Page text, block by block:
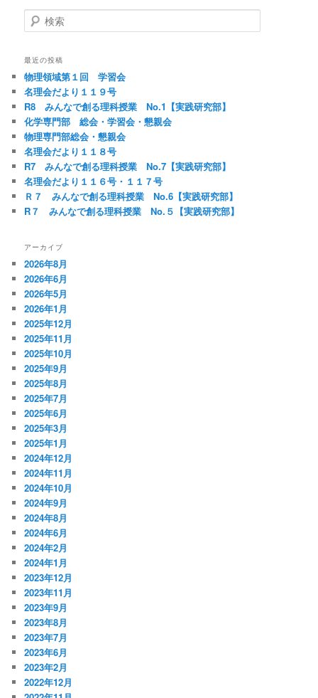
検
索
最近の投稿
物理領域第１回 学習会
名理会だより１１９号
R8 みんなで創る理科授業 No.1【実践研究部】
化学専門部 総会・学習会・懇親会
物理専門部総会・懇親会
名理会だより１１８号
R7 みんなで創る理科授業 No.7【実践研究部】
名理会だより１１６号・１１７号
Ｒ７ みんなで創る理科授業 No.6【実践研究部】
R７ みんなで創る理科授業 No.５【実践研究部】
アーカイブ
2026年8月
2026年6月
2026年5月
2026年1月
2025年12月
2025年11月
2025年10月
2025年9月
2025年8月
2025年7月
2025年6月
2025年3月
2025年1月
2024年12月
2024年11月
2024年10月
2024年9月
2024年8月
2024年6月
2024年2月
2024年1月
2023年12月
2023年11月
2023年9月
2023年8月
2023年7月
2023年6月
2023年2月
2022年12月